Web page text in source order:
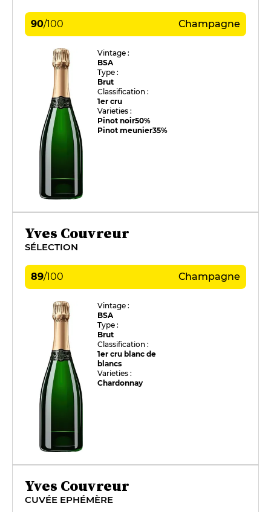
90/100 Champagne
Vintage :
BSA
Type :
Brut
Classification :
1er cru
Varieties :
Pinot noir50%
Pinot meunier35%
Yves Couvreur
SÉLECTION
89/100 Champagne
Vintage :
BSA
Type :
Brut
Classification :
1er cru blanc de
blancs
Varieties :
Chardonnay
Yves Couvreur
CUVÉE EPHÉMÈRE